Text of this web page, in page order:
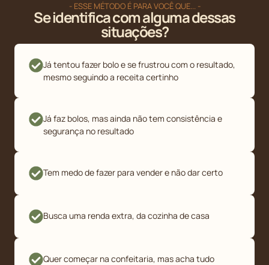
- ESSE MÉTODO É PARA VOCÊ QUE... -
Se identifica com alguma dessas
situações?
Já tentou fazer bolo e se frustrou com o resultado,
mesmo seguindo a receita certinho
Já faz bolos, mas ainda não tem consistência e
segurança no resultado
Tem medo de fazer para vender e não dar certo
Busca uma renda extra, da cozinha de casa
Quer começar na confeitaria, mas acha tudo